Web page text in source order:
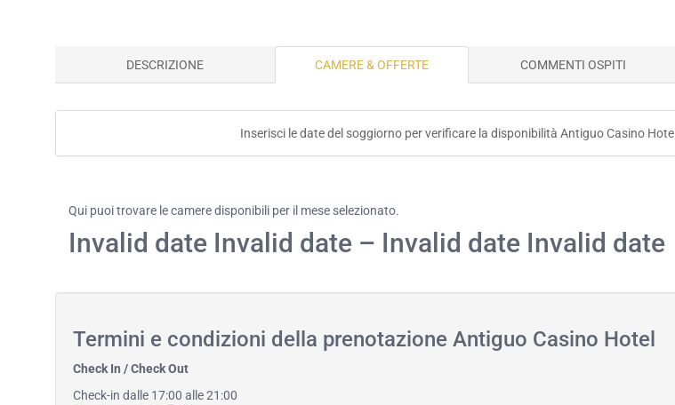
DESCRIZIONE CAMERE & OFFERTE COMMENTI OSPITI
Inserisci le date del soggiorno per verificare la disponibilità Antiguo Casino Hotel
Qui puoi trovare le camere disponibili per il mese selezionato.
Invalid date Invalid date – Invalid date Invalid date
Termini e condizioni della prenotazione Antiguo Casino Hotel
Check In / Check Out
Check-in dalle 17:00 alle 21:00